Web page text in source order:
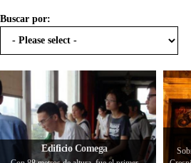
Buscar por:
Edificio Comega